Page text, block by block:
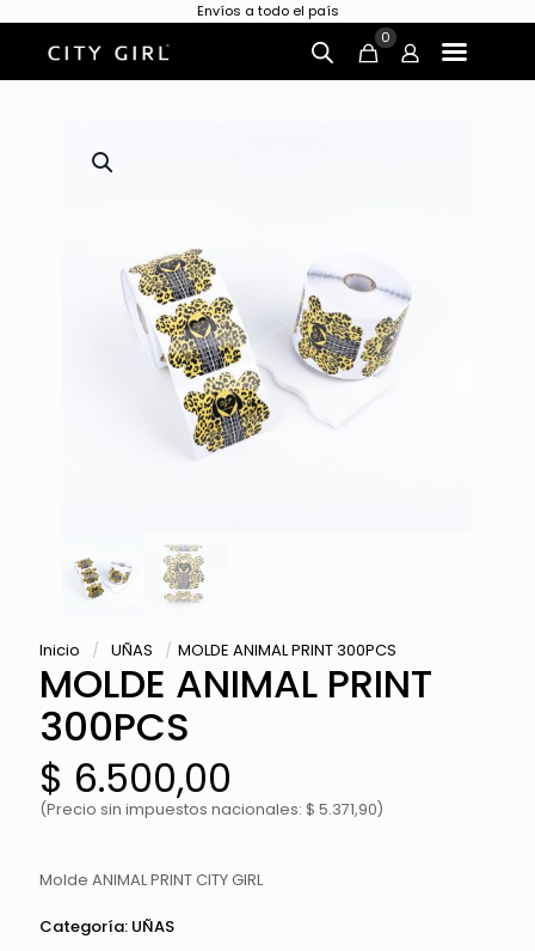
Envíos a todo el país
0
Inicio / UÑAS / MOLDE ANIMAL PRINT 300PCS
MOLDE ANIMAL PRINT
300PCS
$ 6.500,00
(Precio sin impuestos nacionales: $ 5.371,90)
Molde ANIMAL PRINT CITY GIRL
Categoría: UÑAS